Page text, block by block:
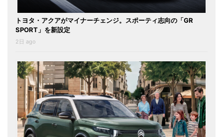
トヨタ・アクアがマイナーチェンジ。スポーティ志向の「GR
SPORT」を新設定
2日 ago